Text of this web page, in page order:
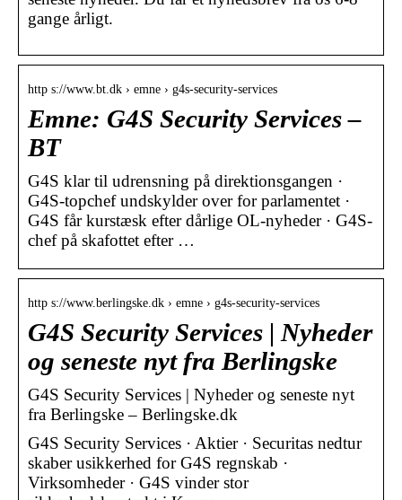
gange årligt.
http s://www.bt.dk › emne › g4s-security-services
Emne: G4S Security Services –
BT
G4S klar til udrensning på direktionsgangen ·
G4S-topchef undskylder over for parlamentet ·
G4S får kurstæsk efter dårlige OL-nyheder · G4S-
chef på skafottet efter …
http s://www.berlingske.dk › emne › g4s-security-services
G4S Security Services | Nyheder
og seneste nyt fra Berlingske
G4S Security Services | Nyheder og seneste nyt
fra Berlingske – Berlingske.dk
G4S Security Services · Aktier · Securitas nedtur
skaber usikkerhed for G4S regnskab ·
Virksomheder · G4S vinder stor